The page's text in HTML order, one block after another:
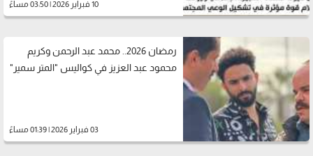
10 فبراير 2026 | 03:50 مساءً
رمضان 2026.. محمد عبد الرحمن وكريم
محمود عبد العزيز في كواليس "المتر سمير"
03 فبراير 2026 | 01:39 مساءً